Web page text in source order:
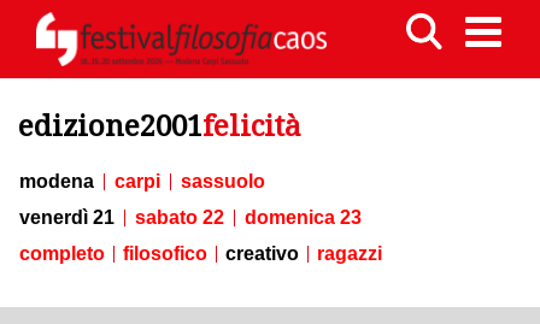
edizione2001felicità
modena carpi
sassuolo
venerdì 21
sabato 22
domenica 23
completo
filosofico creativo ragazzi